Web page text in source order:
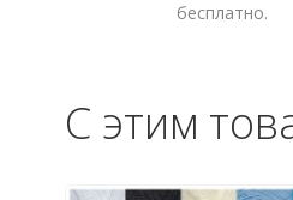
бесплатно.
С этим